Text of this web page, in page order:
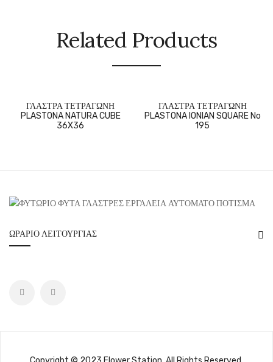
Related Products
ΓΛΑΣΤΡΑ ΤΕΤΡΑΓΩΝΗ
PLASTONA NATURA CUBE
36X36
ΓΛΑΣΤΡΑ ΤΕΤΡΑΓΩΝΗ
PLASTONA IONIAN SQUARE No
195
ΩΡΆΡΙΟ ΛΕΙΤΟΥΡΓΊΑΣ